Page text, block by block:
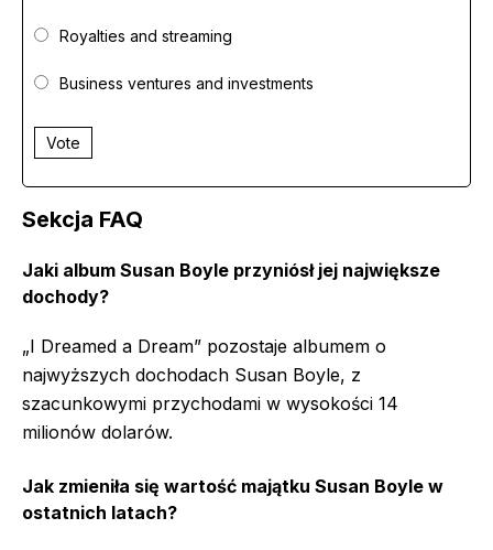
Royalties and streaming
Business ventures and investments
Vote
Sekcja FAQ
Jaki album Susan Boyle przyniósł jej największe
dochody?
„I Dreamed a Dream” pozostaje albumem o
najwyższych dochodach Susan Boyle, z
szacunkowymi przychodami w wysokości 14
milionów dolarów.
Jak zmieniła się wartość majątku Susan Boyle w
ostatnich latach?